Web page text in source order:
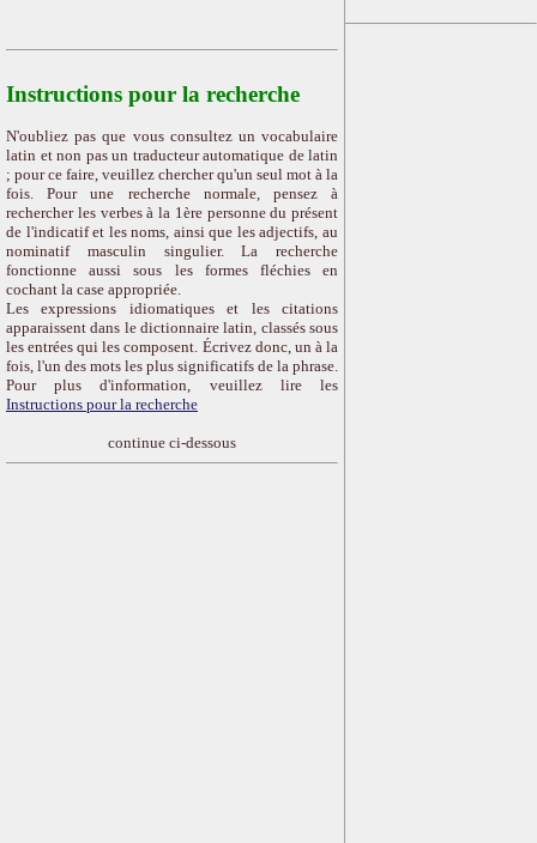
Instructions pour la recherche
N'oubliez pas que vous consultez un vocabulaire
latin et non pas un traducteur automatique de latin
; pour ce faire, veuillez chercher qu'un seul mot à la
fois. Pour une recherche normale, pensez à
rechercher les verbes à la 1ère personne du présent
de l'indicatif et les noms, ainsi que les adjectifs, au
nominatif masculin singulier. La recherche
fonctionne aussi sous les formes fléchies en
cochant la case appropriée.
Les expressions idiomatiques et les citations
apparaissent dans le dictionnaire latin, classés sous
les entrées qui les composent. Écrivez donc, un à la
fois, l'un des mots les plus significatifs de la phrase.
Pour plus d'information, veuillez lire les
Instructions pour la recherche
continue ci-dessous